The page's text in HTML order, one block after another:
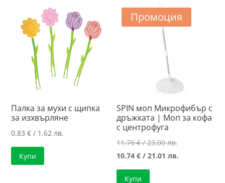
Палка за мухи с щипка
за изхвърляне
0.83€ / 1.62 лв.
Купи
Промоция
SPIN моп Микрофибър с
дръжката | Моп за кофа
с центрофуга
11.76€/ 23.00 лв.Original
price
10.74€ / 21.01 лв.
Купи